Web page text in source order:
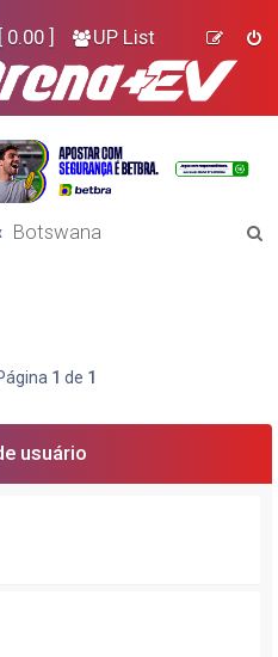
[ 0.00 ] UP List
Botswana
s
1 de 1
usuário